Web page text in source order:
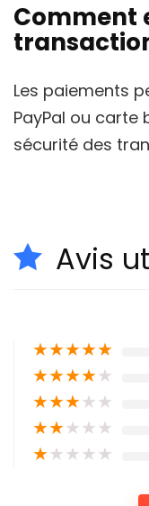
Comment
Les paiements
PayPal ou carte
sécurité des
Avis
★★★★★
★★★★★
★★★★★
★★★★★
★★★★★